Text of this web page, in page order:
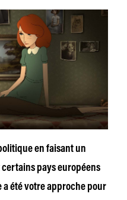
en faisant un
pays européens
été votre approche pour